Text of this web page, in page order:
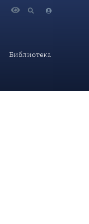
Библиотека